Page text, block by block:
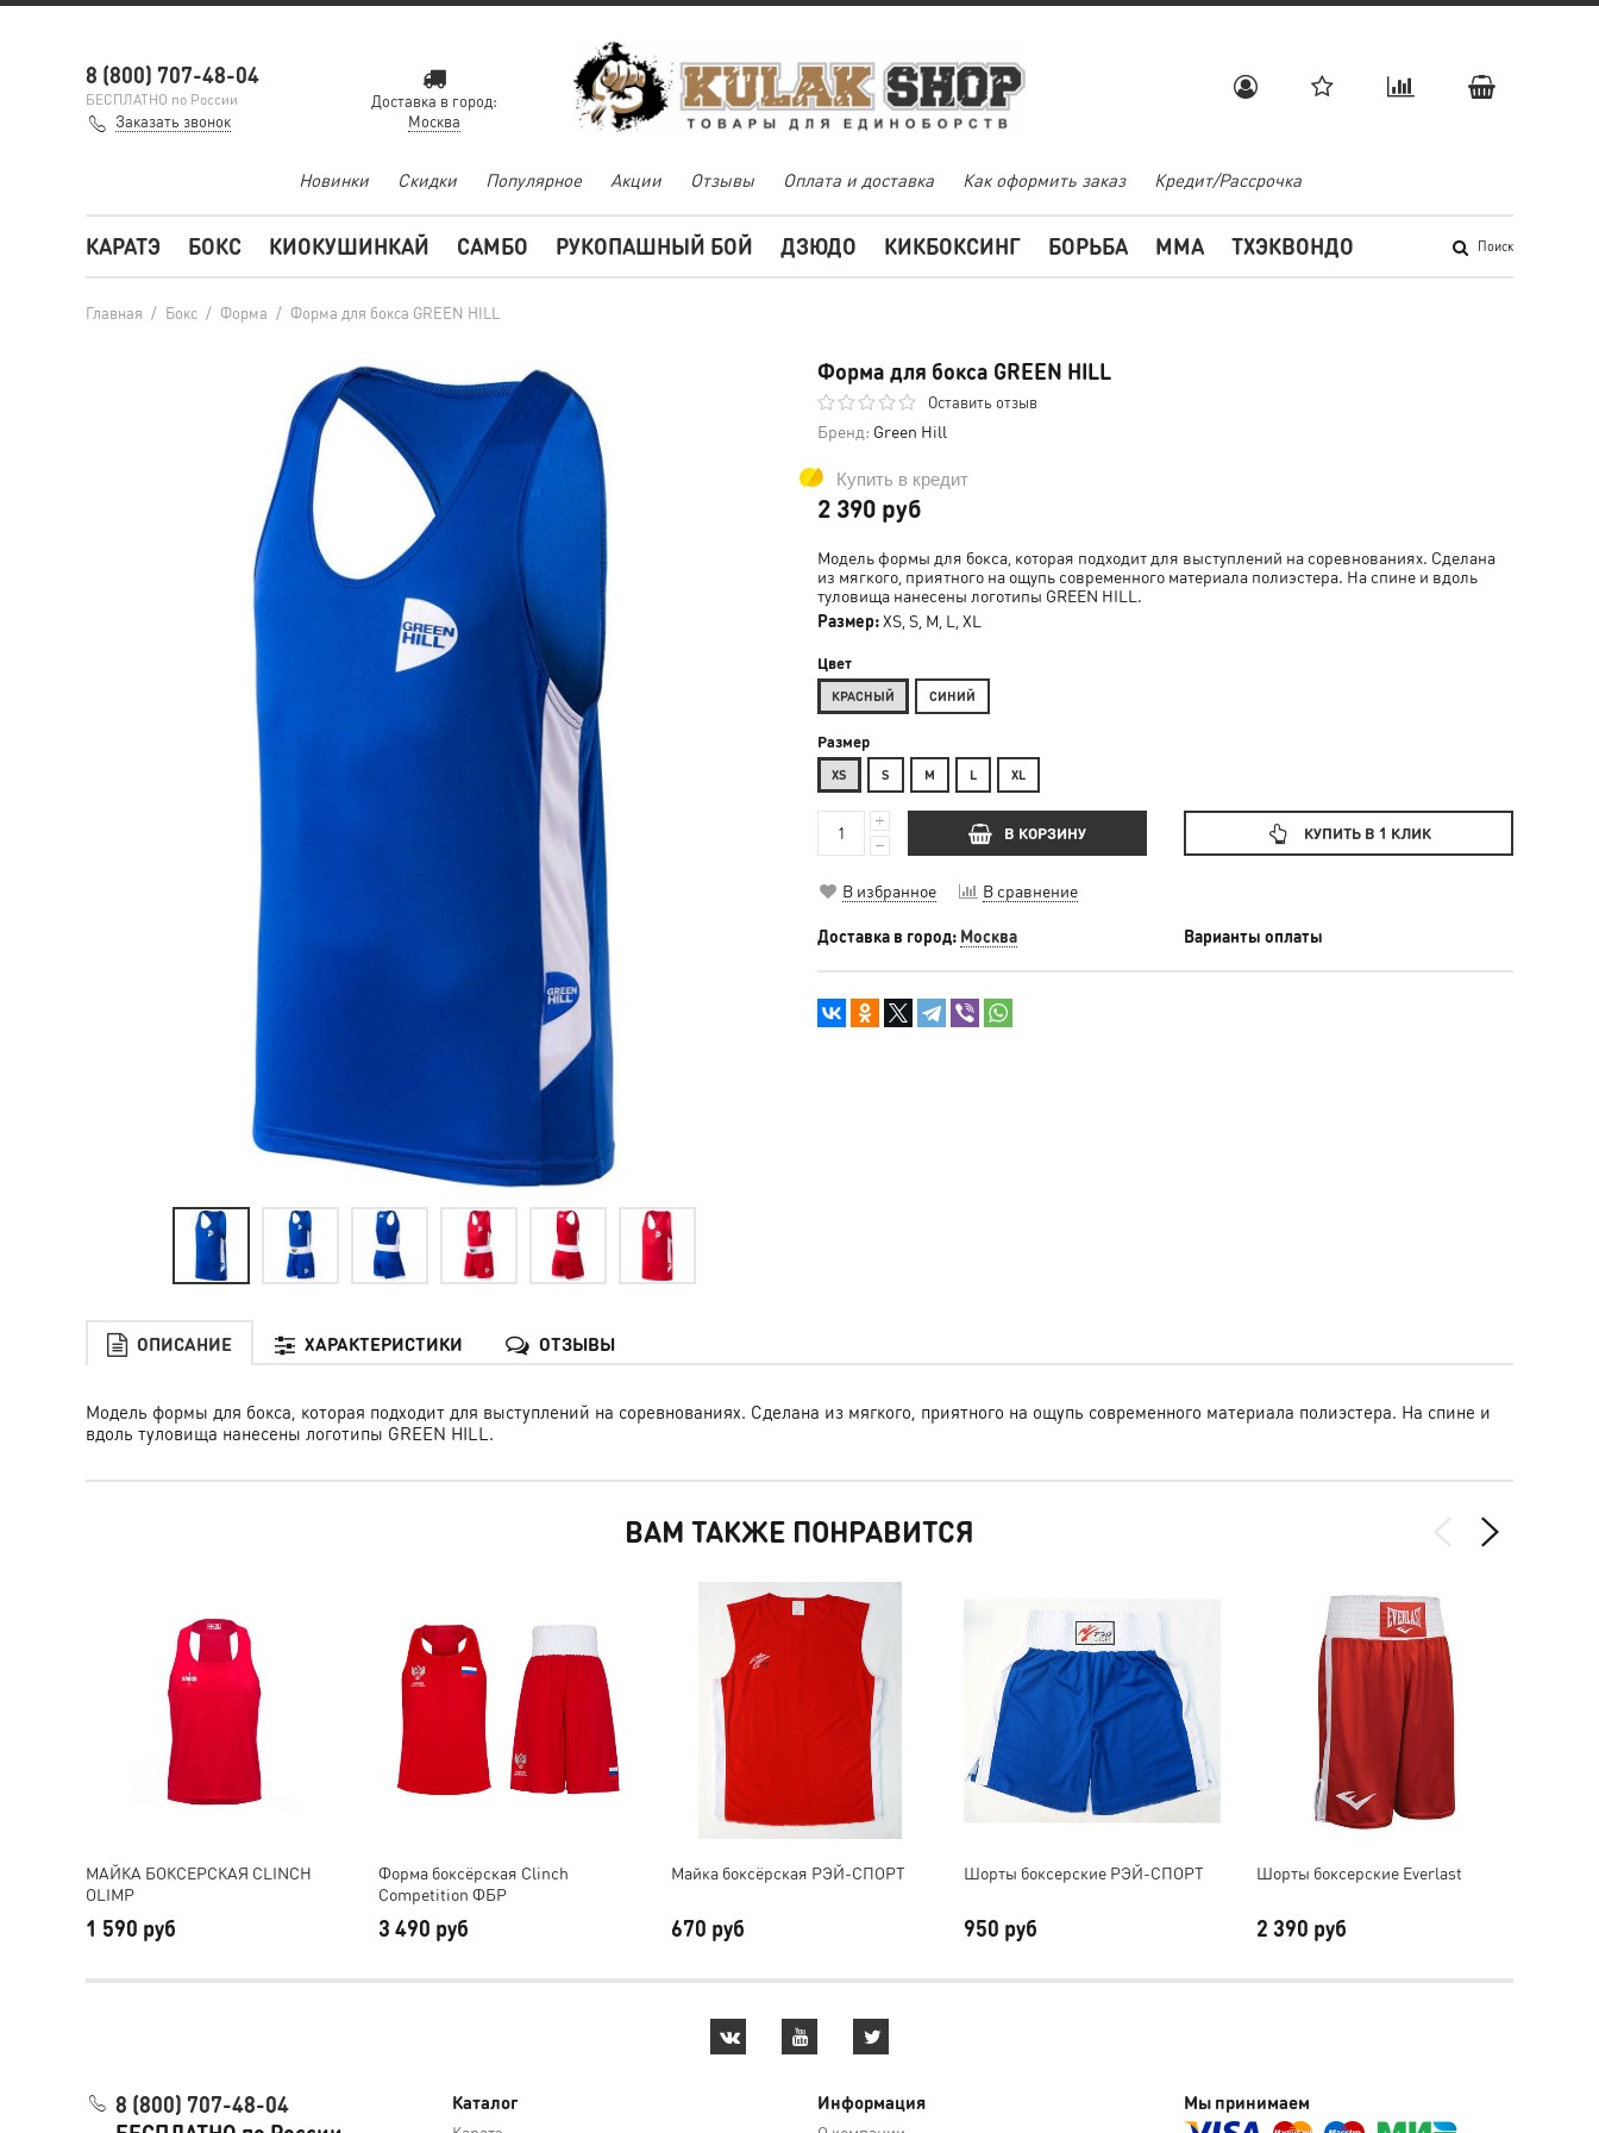
8 (800) 707-48-04
БЕСПЛАТНО по России
Заказать звонок
Доставка в город:
Москва
Новинки Скидки Популярное Акции Отзывы Оплата и доставка Как оформить заказ Кредит/Рассрочка
Поиск
КАРАТЭ БОКС КИОКУШИНКАЙ САМБО РУКОПАШНЫЙ БОЙ ДЗЮДО КИКБОКСИНГ БОРЬБА MMA ТХЭКВОНДО
Главная / Бокс / Форма / Форма для бокса GREEN HILL
Форма для бокса GREEN HILL
Оставить отзыв
Бренд: Green Hill
Купить в кредит
2 390 руб
Модель формы для бокса, которая подходит для выступлений на соревнованиях. Сделана
из мягкого, приятного на ощупь современного материала полиэстера. На спине и вдоль
туловища нанесены логотипы GREEN HILL.
Размер:XS, S, M, L, XL
Цвет
КРАСНЫЙ СИНИЙ
Размер
XS S М L XL
В КОРЗИНУ КУПИТЬ В 1 КЛИК
В избранное В сравнение
Доставка в город: Москва Варианты оплаты
ОПИСАНИЕ ХАРАКТЕРИСТИКИ ОТЗЫВЫ
Модель формы для бокса, которая подходит для выступлений на соревнованиях. Сделана из мягкого, приятного на ощупь современного материала полиэстера. На спине и
вдоль туловища нанесены логотипы GREEN HILL.
ВАМ ТАКЖЕ ПОНРАВИТСЯ
МАЙКА БОКСЕРСКАЯ CLINCH
OLIMP
1 590 руб
Форма боксёрская Clinch
Competition ФБР
3 490 руб
Майка боксёрская РЭЙ-СПОРТ
670 руб
Шорты боксерские РЭЙ-СПОРТ
950 руб
Шорты боксерские Everlast
2 390 руб
Каталог Информация Мы принимаем
8 (800) 707-48-04